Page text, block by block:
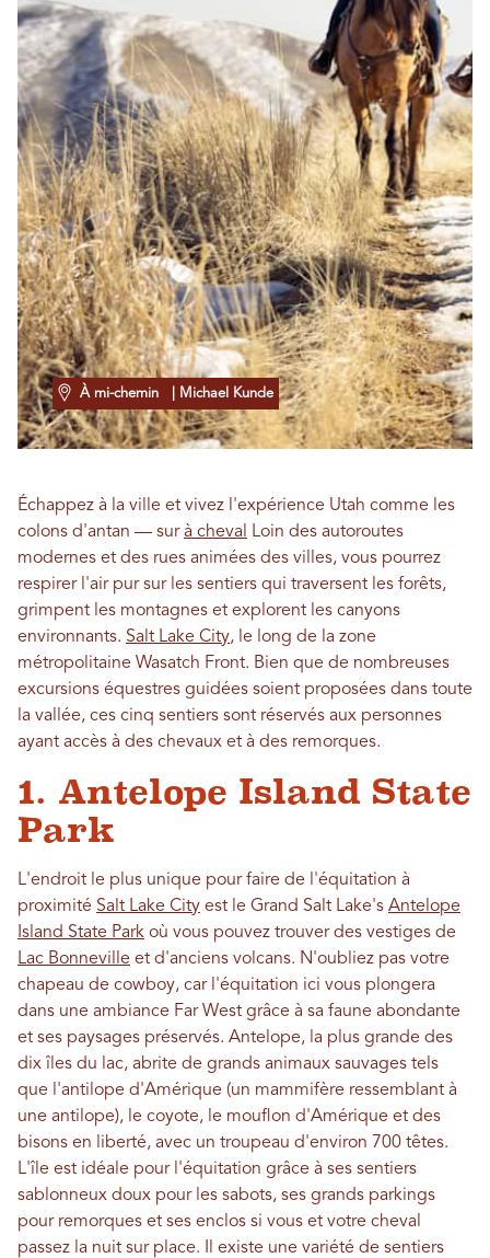
À mi-chemin | Michael Kunde
Échappez à la ville et vivez l'expérience Utah comme les
colons d'antan — surà cheval
Loin des autoroutes
modernes et des rues animées des villes, vous pourrez
respirer l'air pur sur les sentiers qui traversent les forêts,
grimpent les montagnes et explorent les canyons
environnants. Salt Lake City, le long de la zone
métropolitaine Wasatch Front. Bien que de nombreuses
excursions équestres guidées soient proposées dans toute
la vallée, ces cinq sentiers sont réservés aux personnes
ayant accès à des chevaux et à des remorques.
1. Antelope Island State
Park
L'endroit le plus unique pour faire de l'équitation à
proximité Salt Lake City est le Grand Salt Lake's Antelope
Island State Park où vous pouvez trouver des vestiges de
Lac Bonneville et d'anciens volcans. N'oubliez pas votre
chapeau de cowboy, car l'équitation ici vous plongera
dans une ambiance Far West grâce à sa faune abondante
et ses paysages préservés. Antelope, la plus grande des
dix îles du lac, abrite de grands animaux sauvages tels
que l'antilope d'Amérique (un mammifère ressemblant à
une antilope), le coyote, le mouflon d'Amérique et des
bisons en liberté, avec un troupeau d'environ 700 têtes.
L'île est idéale pour l'équitation grâce à ses sentiers
sablonneux doux pour les sabots, ses grands parkings
pour remorques et ses enclos si vous et votre cheval
passez la nuit sur place. Il existe une variété de sentiers